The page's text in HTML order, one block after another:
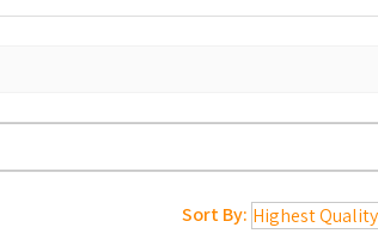
Sort By: